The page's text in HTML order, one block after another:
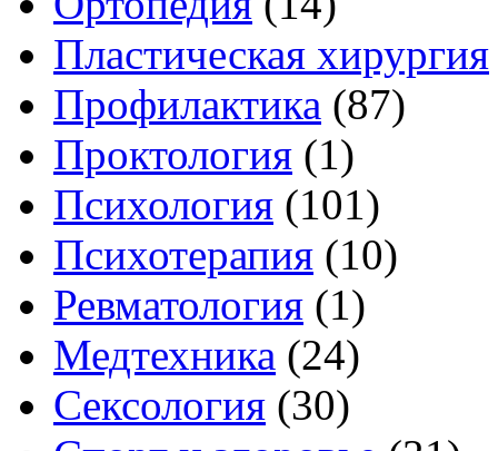
Пластическая хирургия
Профилактика (87)
Проктология (1)
Психология (101)
Психотерапия (10)
Ревматология (1)
Медтехника (24)
Сексология (30)